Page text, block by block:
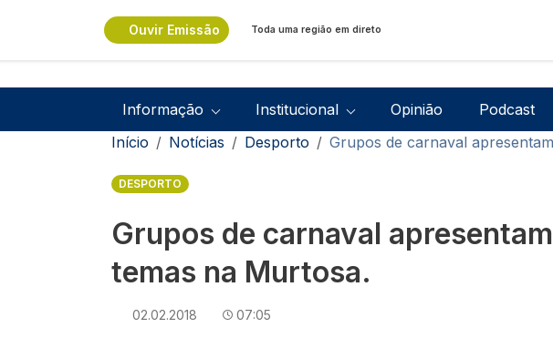
Ouvir Emissão Toda uma região em direto
Navegação principal
Informação Institucional Opinião Podcast
Navegação estrutural
Início Notícias Desporto Grupos de carnaval
DESPORTO
Grupos de carnaval apresentam
temas na Murtosa.
02.02.2018 07:05